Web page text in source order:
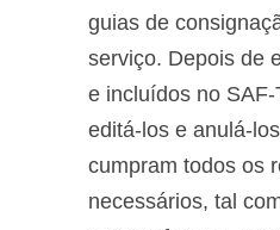
guias de
serviço. Depois de
e incluídos no
editá-los e anulá-
cumpram todos os
necessários, tal